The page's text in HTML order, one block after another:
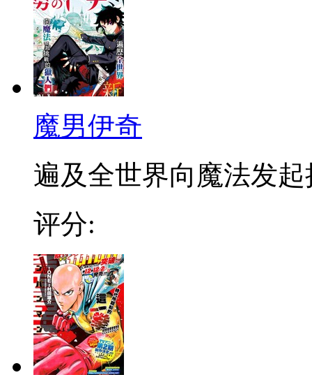
魔男伊奇
遍及全世界向魔法发起
评分: